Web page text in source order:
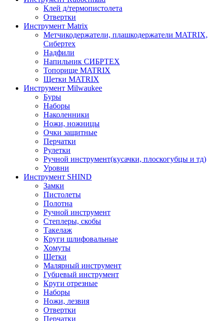
Клей д/термопистолета
Отвертки
Инструмент Matrix
Метчикодержатели, плашкодержатели MATRIX,
Сибертех
Надфили
Напильник СИБРТЕХ
Топорище MATRIX
Щетки MATRIX
Инструмент Milwaukee
Буры
Наборы
Наколенники
Ножи, ножницы
Очки защитные
Перчатки
Рулетки
Ручной инструмент(кусачки, плоскогубцы и тд)
Уровни
Инструмент SHIND
Замки
Пистолеты
Полотна
Ручной инструмент
Степлеры, скобы
Такелаж
Круги шлифовальные
Хомуты
Щетки
Малярный инструмент
Губцевый инструмент
Круги отрезные
Наборы
Ножи, лезвия
Отвертки
Перчатки